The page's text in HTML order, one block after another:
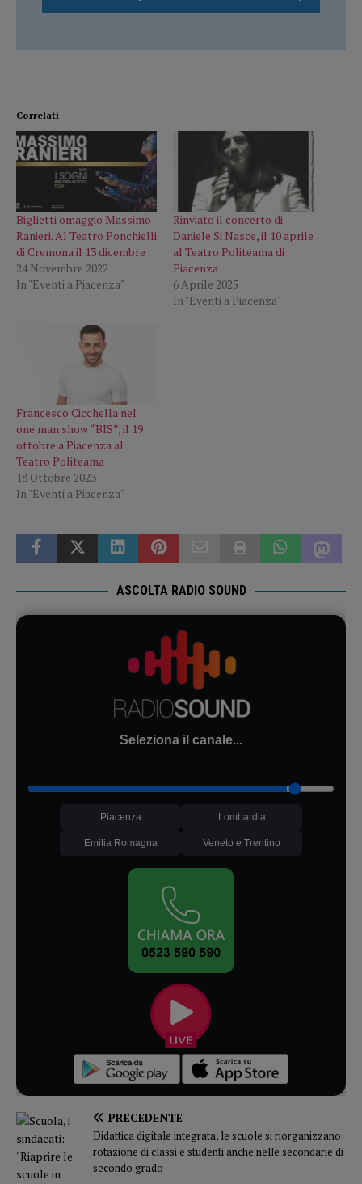
Correlati
Biglietti omaggio Massimo
Ranieri. Al Teatro Ponchielli
di Cremona il 13 dicembre
24 Novembre 2022
In "Eventi a Piacenza"
Rinviato il concerto di
Daniele Si Nasce, il 10 aprile
al Teatro Politeama di
Piacenza
6 Aprile 2025
In "Eventi a Piacenza"
Francesco Cicchella nel
one man show “BIS”, il 19
ottobre a Piacenza al
Teatro Politeama
18 Ottobre 2023
In "Eventi a Piacenza"
ASCOLTA RADIO SOUND
Seleziona il canale...
Piacenza Lombardia
Emilia Romagna Veneto e Trentino
PRECEDENTE
Didattica digitale integrata, le scuole si riorganizzano:
rotazione di classi e studenti anche nelle secondarie di
secondo grado